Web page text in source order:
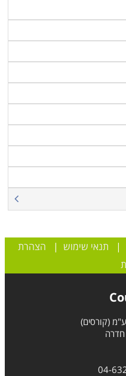
| תנאי שימוש | הצהרת